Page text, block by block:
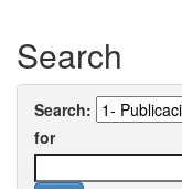
Search
Search:
for